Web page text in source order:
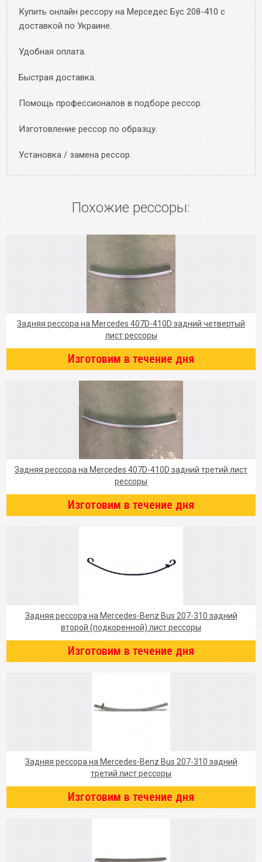
Купить онлайн рессору на Мерседес Бус 208-410 с
доставкой по Украине.
Удобная оплата.
Быстрая доставка.
Помощь профессионалов в подборе рессор.
Изготовление рессор по образцу.
Установка / замена рессор.
Похожие рессоры:
Задняя рессора на Mercedes 407D-410D задний четвертый
лист рессоры
Изготовим в течение дня
Задняя рессора на Mercedes 407D-410D задний третий лист
рессоры
Изготовим в течение дня
Задняя рессора на Mercedes-Benz Bus 207-310 задний
второй (подкоренной) лист рессоры
Изготовим в течение дня
Задняя рессора на Mercedes-Benz Bus 207-310 задний
третий лист рессоры
Изготовим в течение дня